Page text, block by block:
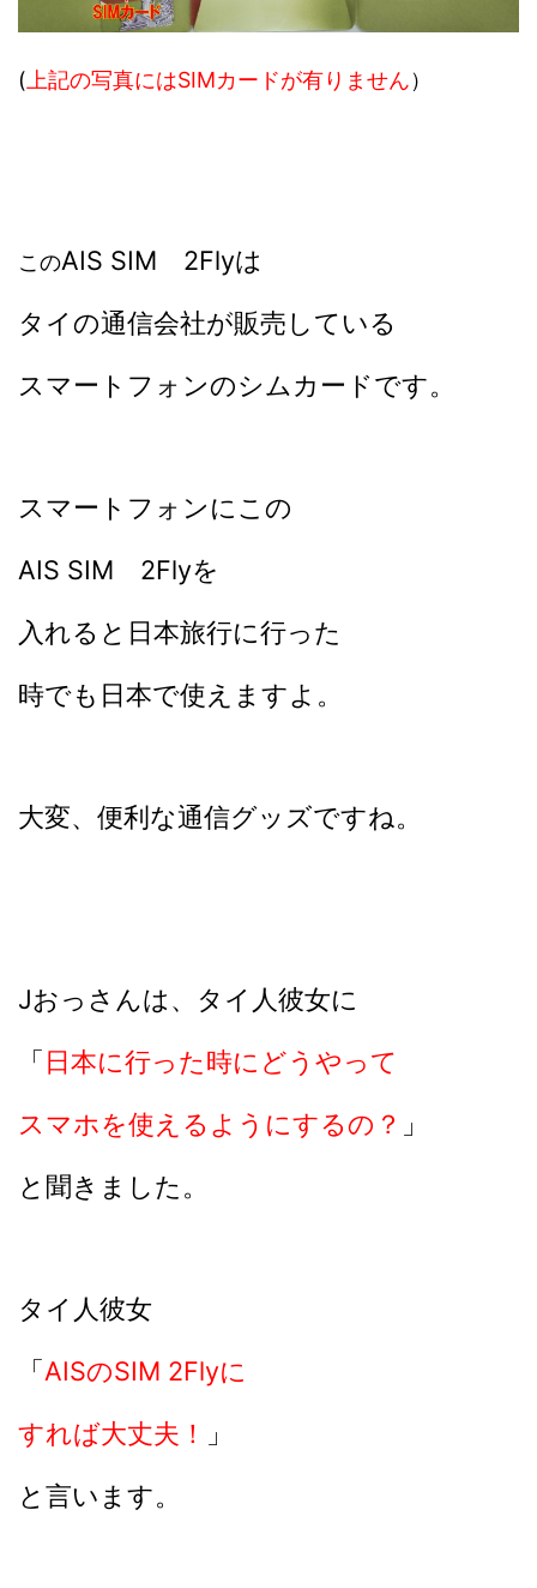
( 上記の写真にはSIMカードが有りません）
このAIS SIM 2Flyは
タイの通信会社が販売している
スマートフォンのシムカードです。
スマートフォンにこの
AIS SIM 2Flyを
入れると日本旅行に行った
時でも日本で使えますよ。
大変、便利な通信グッズですね。
Jおっさんは、タイ人彼女に
「 日本に行った時にどうやって
スマホを使えるようにするの？ 」
と聞きました。
タイ人彼女
「 AISのSIM 2Flyに
すれば大丈夫！
」
と言います。